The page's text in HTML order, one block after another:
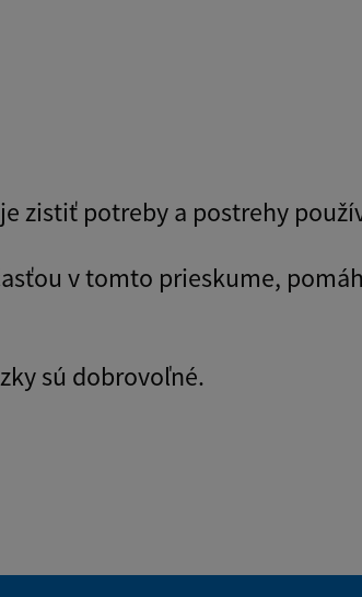
zistiť potreby a postrehy
v tomto prieskume,
sú dobrovoľné.